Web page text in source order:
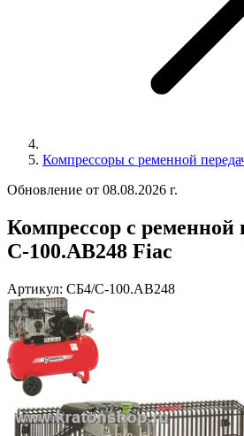
Компрессоры с ременной
Обновление от 08.08.2026 г.
Компрессор с ременной
С-100.АВ248 Fiac
Артикул: СБ4/С-100.АВ248